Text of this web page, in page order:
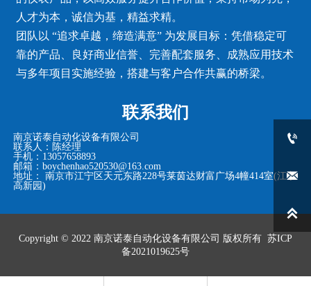
人才为本，诚信为基，精益求精。
团队以 “追求卓越，缔造满意” 为发展目标：凭借稳定可
靠的产品、良好商业信誉、完善配套服务、成熟应用技术
与多年项目实施经验，搭建与客户合作共赢的桥梁。
联系我们
南京诺泰自动化设备有限公司
联系人：陈经理
手机：13057658893
邮箱：boychenhao520530@163.com
地址： 南京市江宁区天元东路228号莱茵达财富广场4幢414室(江宁
高新园)
Copyright © 2022 南京诺泰自动化设备有限公司 版权所有 苏ICP
备2021019625号


